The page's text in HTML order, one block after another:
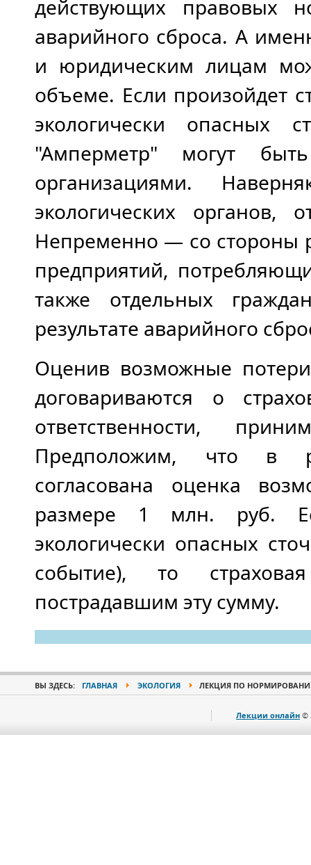
действующих правовых
аварийного сброса. А
и юридическим лицам
объеме. Если произойдет
экологически опасных
"Амперметр" могут
организациями.
экологических органов,
Непременно — со стороны
предприятий,
также отдельных
результате аварийного
Оценив возможные
договариваются о
ответственности,
Предположим, что в
согласована оценка
размере 1 млн. руб.
экологически опасных
событие), то
пострадавшим эту сумму.
ВЫ ЗДЕСЬ: ГЛАВНАЯ ЭКОЛОГИЯ ЛЕКЦИЯ ПО
Лекции онлайн ©